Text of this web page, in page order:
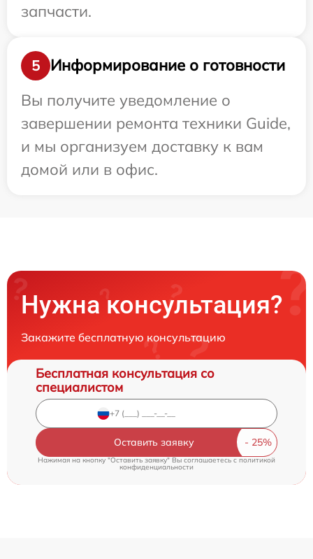
запчасти.
5
Информирование о готовности
Вы получите уведомление о
завершении ремонта техники Guide,
и мы организуем доставку к вам
домой или в офис.
Нужна консультация?
Закажите бесплатную консультацию
Бесплатная консультация со
специалистом
Оставить заявку
Нажимая на кнопку "Оставить заявку" Вы соглашаетесь cполитикой
конфиденциальности